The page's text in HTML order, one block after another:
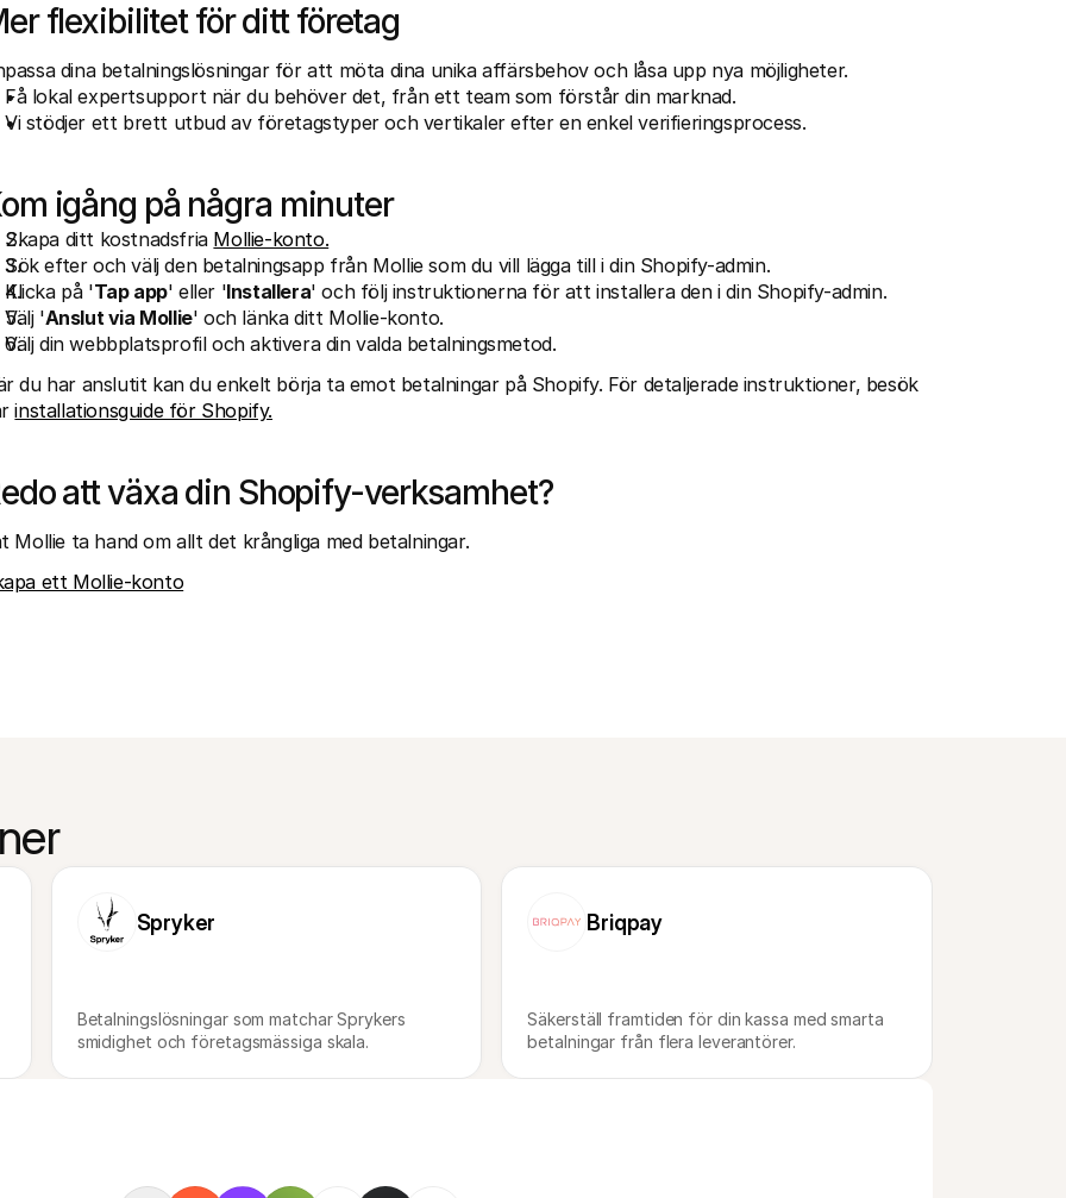
flexibilitet för ditt företag
dina betalningslösningar för att möta dina unika affärsbehov och låsa upp nya möjligheter.
Få lokal expertsupport när du behöver det, från ett team som förstår din marknad.
Vi stödjer ett brett utbud av företagstyper och vertikaler efter en enkel verifieringsprocess.
igång på några minuter
Skapa ditt kostnadsfria Mollie-konto.
Sök efter och välj den betalningsapp från Mollie som du vill lägga till i din Shopify-admin.
Klicka på 'Tap app' eller 'Installera' och följ instruktionerna för att installera den i din Shopify-admin.
Välj 'Anslut via Mollie' och länka ditt Mollie-konto.
Välj din webbplatsprofil och aktivera din valda betalningsmetod.
du har anslutit kan du enkelt börja ta emot betalningar på Shopify. För detaljerade instruktioner, besök
installationsguide för Shopify.
att växa din Shopify-verksamhet?
Mollie ta hand om allt det krångliga med betalningar.
ett Mollie-konto
Spryker
Betalningslösningar som matchar Sprykers
smidighet och företagsmässiga skala.
Briqpay
Säkerställ framtiden för din kassa med smarta
betalningar från flera leverantörer.